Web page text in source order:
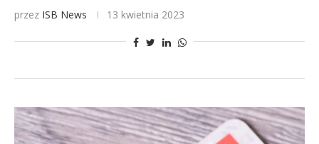
przez ISB News 13 kwietnia 2023